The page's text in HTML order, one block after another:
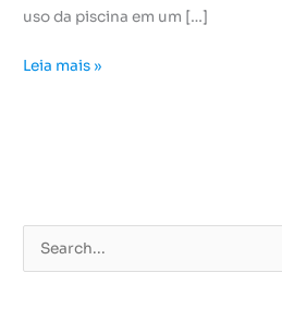
uso da piscina em um […]
Leia mais »
e